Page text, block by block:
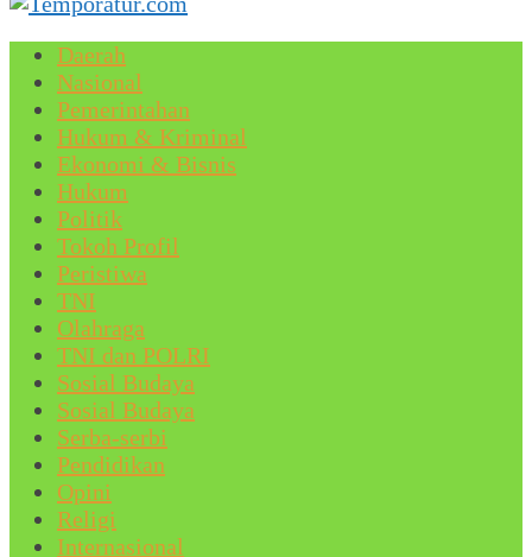
Daerah
Nasional
Pemerintahan
Hukum & Kriminal
Ekonomi & Bisnis
Hukum
Politik
Tokoh Profil
Peristiwa
TNI
Olahraga
TNI dan POLRI
Sosial Budaya
Sosial Budaya
Serba-serbi
Pendidikan
Opini
Religi
Internasional